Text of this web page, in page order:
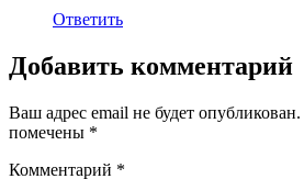
Ответить
Добавить комментарий
Ваш адрес email не будет опубликован.
помечены *
Комментарий *